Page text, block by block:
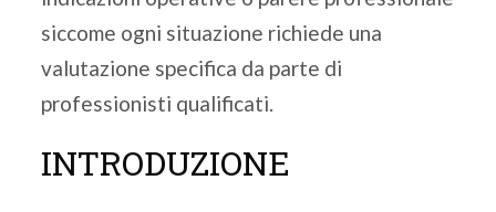
siccome ogni situazione richiede una
valutazione specifica da parte di
professionisti qualificati.
INTRODUZIONE